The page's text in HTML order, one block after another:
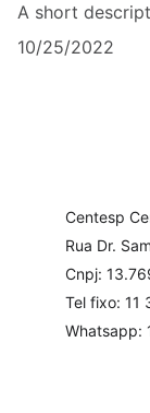
A short
10/25/2022
Centesp
Rua Dr.
Cnpj:
Tel fixo: 11
Whatsapp: